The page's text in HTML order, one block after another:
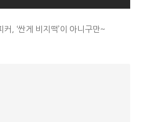
, ‘싼게 비지떡’이 아니구만~